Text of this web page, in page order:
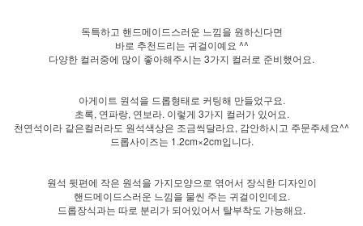
독특하고 핸드메이드스러운 느낌을 원하신다면
바로 추천드리는 귀걸이예요 ^^
다양한 컬러중에 많이 좋아해주시는 3가지 컬러로 준비했어요.
아게이트 원석을 드롭형태로 커팅해 만들었구요.
초록, 연파랑, 연보라. 이렇게 3가지 컬러가 있어요.
천연석이라 같은컬러라도 원석색상은 조금씩달라요, 감안하시고 주문주세요^^
드롭사이즈는 1.2cm×2cm입니다.
원석 뒷편에 작은 원석을 가지모양으로 엮어서 장식한 디자인이
핸드메이드스러운 느낌을 물씬 주는 귀걸이인데요.
드롭장식과는 따로 분리가 되어있어서 탈부착도 가능해요.